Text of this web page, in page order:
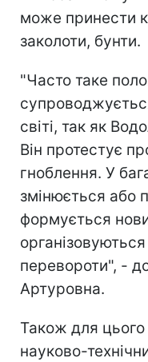
може принести
заколоти, бунти.
"Часто таке
світі, так як
Він протестує
гноблення. У
змінюється або
формується
перевороти", -
Артуровна.
Також для цього
науково-